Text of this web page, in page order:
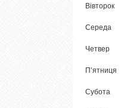
Вівторок
Середа
Четвер
Пʼятниця
Субота